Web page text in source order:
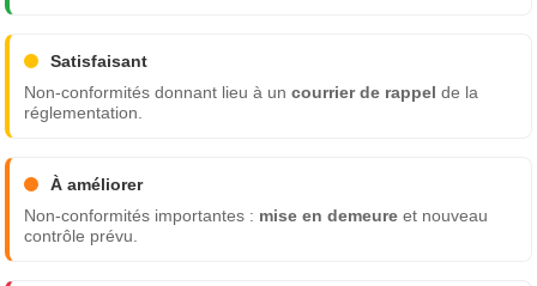
Satisfaisant
Non-conformités donnant lieu à uncourrier de rappel de la
réglementation.
À améliorer
Non-conformités importantes : mise en demeure et nouveau
contrôle prévu.